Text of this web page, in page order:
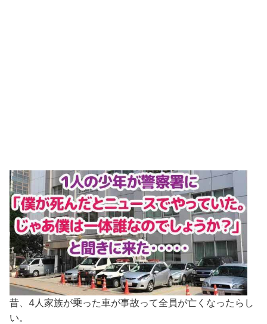
昔、4人家族が乗った車が事故って全員が亡くなったらし
い。